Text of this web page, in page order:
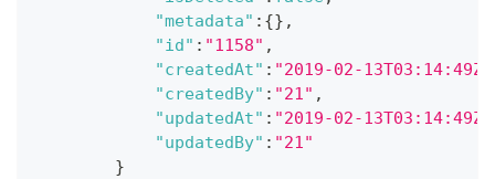
"metadata" : {} ,
"id" : "1158" ,
"createdAt" : "2019-02-13T03:14:49Z"
"createdBy" : "21" ,
"updatedAt" : "2019-02-13T03:14:49Z"
"updatedBy" : "21"
}